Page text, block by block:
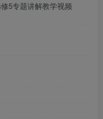
5专题讲解教学视频